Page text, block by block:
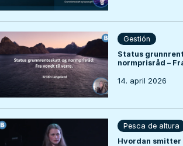
Gestión
Status
normprisråd –
14. april 2026
Pesca de altura
Hvordan